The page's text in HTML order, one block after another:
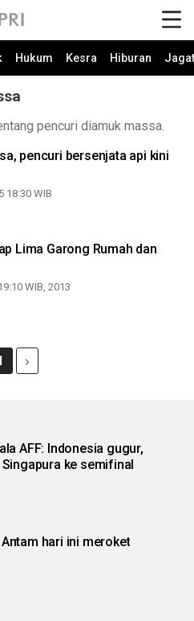
Hukum Kesra Hiburan Jagat
pencuri diamuk massa.
pencuri bersenjata api kini
18:30 WIB
Lima Garong Rumah dan
WIB, 2013
AFF: Indonesia gugur,
ke semifinal
hari ini meroket